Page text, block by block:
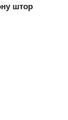
штор